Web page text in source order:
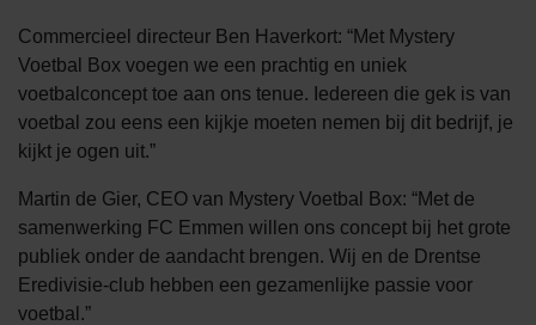
Commercieel directeur Ben Haverkort: “Met Mystery
Voetbal Box voegen we een prachtig en uniek
voetbalconcept toe aan ons tenue. Iedereen die gek is van
voetbal zou eens een kijkje moeten nemen bij dit bedrijf, je
kijkt je ogen uit.”
Martin de Gier, CEO van Mystery Voetbal Box: “Met de
samenwerking FC Emmen willen ons concept bij het grote
publiek onder de aandacht brengen. Wij en de Drentse
Eredivisie-club hebben een gezamenlijke passie voor
voetbal.”